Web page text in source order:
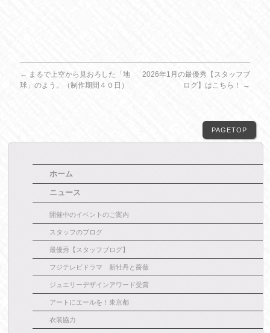
← まるで上空から見おろした「地
球」のよう。（制作期間４０日）
2026年1月の最優秀【スタッフブ
ログ】はこちら！
→
PAGETOP
ホーム
ニュース
開催中のイベントのご案内
スタッフのブログ
最優秀【スタッフブログ】
フジテレビドラマ 新牡丹と薔薇
ジュエリーデザインアワード受賞
アートにエールを！東京都
衣装協力